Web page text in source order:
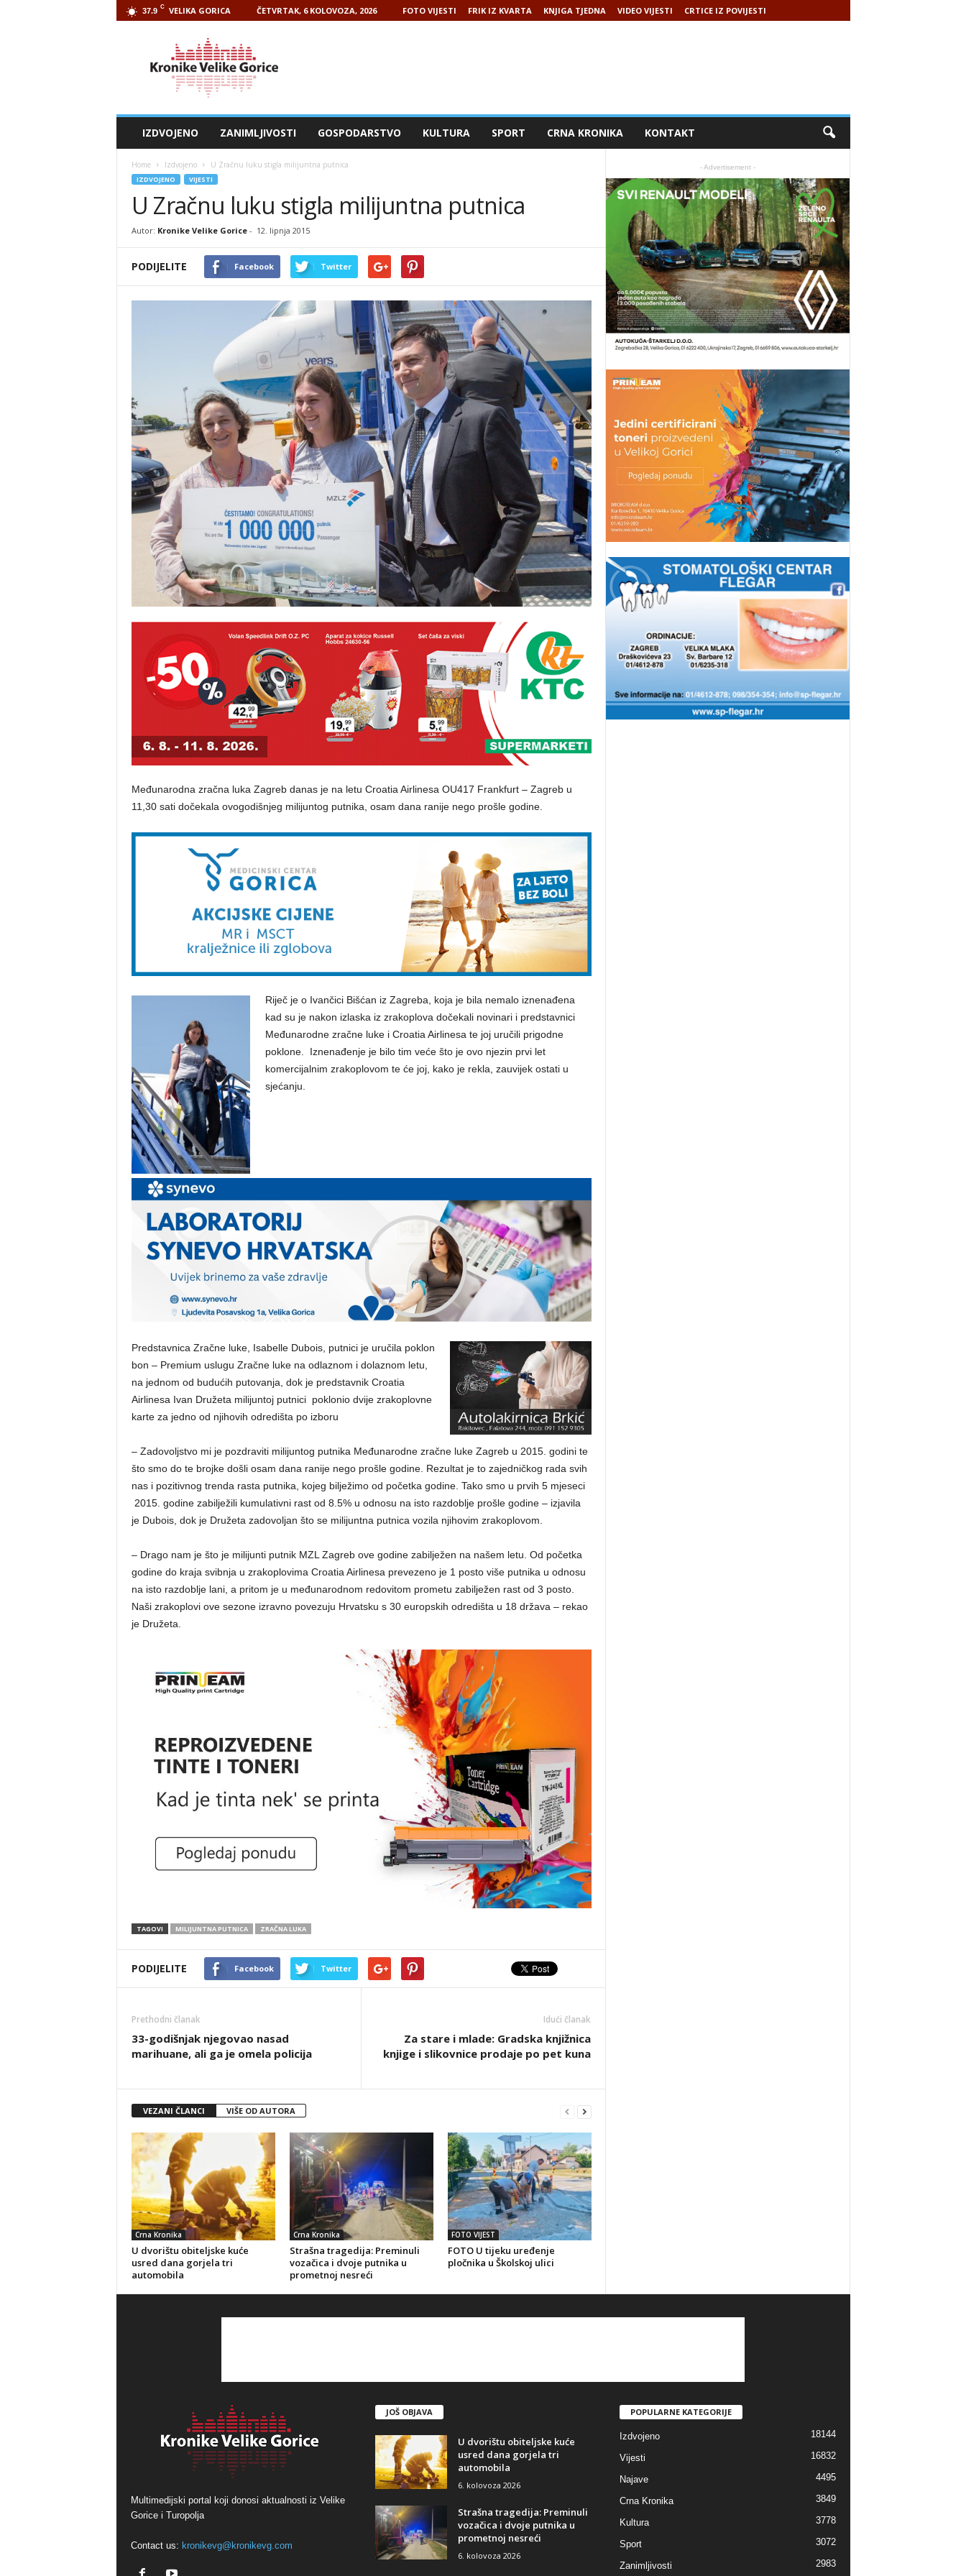
37.9 C VELIKA GORICA ČETVRTAK, 6 KOLOVOZA, 2026 FOTO VIJESTI FRIK IZ KVARTA KNJIGA TJEDNA VIDEO VIJESTI CRTICE IZ POVIJESTI
IZDVOJENO ZANIMLJIVOSTI GOSPODARSTVO KULTURA SPORT CRNA KRONIKA KONTAKT
Home Izdvojeno U Zračnu luku stigla milijuntna putnica
IZDVOJENO VIJESTI
U Zračnu luku stigla milijuntna putnica
Autor: Kronike Velike Gorice- 12. lipnja 2015
PODIJELITE Facebook Twitter
Međunarodna zračna luka Zagreb danas je na letu Croatia Airlinesa OU417 Frankfurt – Zagreb u
11,30 sati dočekala ovogodišnjeg milijuntog putnika, osam dana ranije nego prošle godine.
Riječ je o Ivančici Bišćan iz Zagreba, koja je bila nemalo iznenađena
kad su je nakon izlaska iz zrakoplova dočekali novinari i predstavnici
Međunarodne zračne luke i Croatia Airlinesa te joj uručili prigodne
poklone. Iznenađenje je bilo tim veće što je ovo njezin prvi let
komercijalnim zrakoplovom te će joj, kako je rekla, zauvijek ostati u
sjećanju.
Predstavnica Zračne luke, Isabelle Dubois, putnici je uručila poklon
bon – Premium uslugu Zračne luke na odlaznom i dolaznom letu,
na jednom od budućih putovanja, dok je predstavnik Croatia
Airlinesa Ivan Družeta milijuntoj putnici poklonio dvije zrakoplovne
karte za jedno od njihovih odredišta po izboru
– Zadovoljstvo mi je pozdraviti milijuntog putnika Međunarodne zračne luke Zagreb u 2015. godini te
što smo do te brojke došli osam dana ranije nego prošle godine. Rezultat je to zajedničkog rada svih
nas i pozitivnog trenda rasta putnika, kojeg bilježimo od početka godine. Tako smo u prvih 5 mjeseci
2015. godine zabilježili kumulativni rast od 8.5% u odnosu na isto razdoblje prošle godine – izjavila
je Dubois, dok je Družeta zadovoljan što se milijuntna putnica vozila njihovim zrakoplovom.
– Drago nam je što je milijunti putnik MZL Zagreb ove godine zabilježen na našem letu. Od početka
godine do kraja svibnja u zrakoplovima Croatia Airlinesa prevezeno je 1 posto više putnika u odnosu
na isto razdoblje lani, a pritom je u međunarodnom redovitom prometu zabilježen rast od 3 posto.
Naši zrakoplovi ove sezone izravno povezuju Hrvatsku s 30 europskih odredišta u 18 država – rekao
je Družeta.
TAGOVI MILIJUNTNA PUTNICA ZRAČNA LUKA
PODIJELITE Facebook Twitter
Prethodni članak
33-godišnjak njegovao nasad
marihuane, ali ga je omela policija
Idući članak
Za stare i mlade: Gradska knjižnica
knjige i slikovnice prodaje po pet kuna
VEZANI ČLANCI VIŠE OD AUTORA
Crna Kronika
U dvorištu obiteljske kuće
usred dana gorjela tri
automobila
Crna Kronika
Strašna tragedija: Preminuli
vozačica i dvoje putnika u
prometnoj nesreći
FOTO VIJEST
FOTO U tijeku uređenje
pločnika u Školskoj ulici
- Advertisement -
Multimedijski portal koji donosi aktualnosti iz Velike
Gorice i Turopolja
Contact us: kronikevg@kronikevg.com
JOŠ OBJAVA
U dvorištu obiteljske kuće
usred dana gorjela tri
automobila
6. kolovoza 2026
Strašna tragedija: Preminuli
vozačica i dvoje putnika u
prometnoj nesreći
6. kolovoza 2026
POPULARNE KATEGORIJE
Izdvojeno 18144
Vijesti 16832
Najave 4495
Crna Kronika 3849
Kultura 3778
Sport 3072
Zanimljivosti 2983